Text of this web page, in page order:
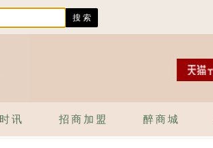
讯 招商加盟 醉商城